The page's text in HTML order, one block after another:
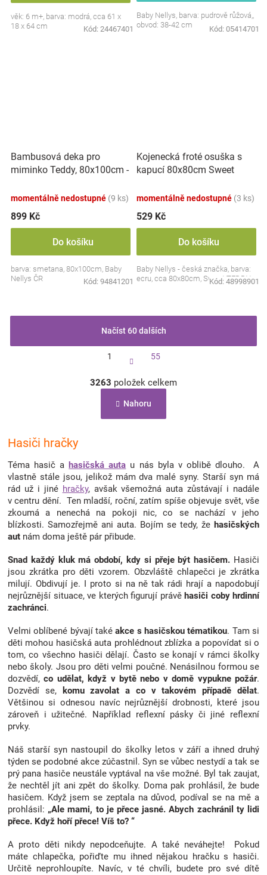
věk: 6 m+, barva: modrá, cca 61 x
18 x 64 cm
Kód: 24467401
Baby Nellys, barva: pudrově růžová,,
obvod: 38-42 cm
Kód: 05414701
Bambusová deka pro
miminko Teddy, 80x100cm -
momentálně nedostupné (9 ks)
899 Kč
Do košíku
barva: smetana, 80x100cm, Baby
Nellys ČR
Kód: 94841201
Kojenecká froté osuška s
kapucí 80x80cm Sweet
momentálně nedostupné (3 ks)
529 Kč
Do košíku
Baby Nellys - česká značka, barva:
ecru, cca 80x80cm, Sweet TEDDY
Kód: 48998901
v
á
d
p
r
v
k
y
v
ý
p
i
s
u
Načíst 60 dalších
t
á
n
k
v
1 55
3263 položek celkem
Nahoru
Hasiči hračky
Téma hasič a hasičská auta u nás byla v oblibě dlouho. A
vlastně stále jsou, jelikož mám dva malé syny. Starší syn má
rád už i jiné hračky, avšak všemožná auta zůstávají i nadále
v centru dění. Ten mladší, roční, zatím spíše objevuje svět, vše
zkoumá a nenechá na pokoji nic, co se nachází v jeho
blízkosti. Samozřejmě ani auta. Bojím se tedy, že hasičských
aut nám doma ještě pár přibude.
Snad každý kluk má období, kdy si přeje být hasičem. Hasiči
jsou zkrátka pro děti vzorem. Obzvláště chlapečci je zkrátka
milují. Obdivují je. I proto si na ně tak rádi hrají a napodobují
nejrůznější situace, ve kterých figurují právě hasiči coby hrdinní
zachránci.
Velmi oblíbené bývají takéakce s hasičskou tématikou. Tam si
děti mohou hasičská auta prohlédnout zblízka a popovídat si o
tom, co všechno hasiči dělají. Často se konají v rámci školky
nebo školy. Jsou pro děti velmi poučné. Nenásilnou formou se
dozvědí,co udělat, když v bytě nebo v domě vypukne požár.
Dozvědí se,
komu zavolat a co v takovém případě dělat.
Většinou si odnesou navíc nejrůznější drobnosti, které jsou
zároveň i užitečné. Například reflexní pásky či jiné reflexní
prvky.
Náš starší syn nastoupil do školky letos v září a ihned druhý
týden se podobné akce zúčastnil. Syn se vůbec nestydí a tak se
prý pana hasiče neustále vyptával na vše možné. Byl tak zaujat,
že nechtěl jít ani zpět do školky. Doma pak prohlásil, že bude
hasičem. Když jsem se zeptala na důvod, podíval se na mě a
prohlásil: „Ale mami, to je přece jasné. Abych zachránil ty lidi
přece. Když hoří přece! Víš to? “
A proto děti nikdy nepodceňujte. A také neváhejte! Pokud
máte chlapečka, pořiďte mu ihned nějakou hračku s hasiči.
Určitě neprohloupíte. Navíc, v té chvíli, budete pro své dítě